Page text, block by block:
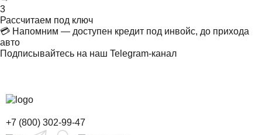
3
Рассчитаем под ключ
💳 Напомним — доступен кредит под инвойс, до прихода
авто
Подписывайтесь на наш Telegram-канал
+7 (800) 302-99-47